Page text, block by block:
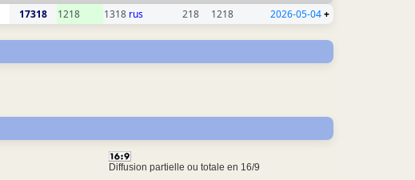
17318 1218 1318 rus 218 1218 2026-05-04+
Diffusion partielle ou totale en 16/9